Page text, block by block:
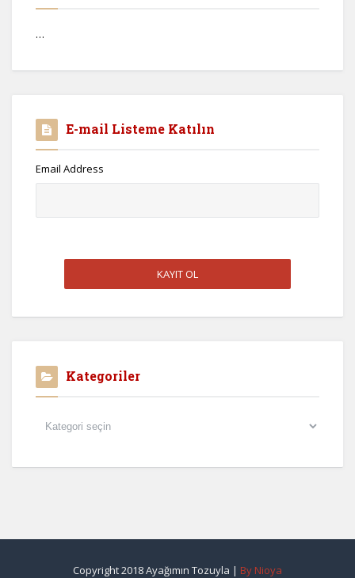
…
E-mail Listeme Katılın
Email Address
Kategoriler
Kategoriler
Copyright 2018 Ayağımın Tozuyla | By Nioya